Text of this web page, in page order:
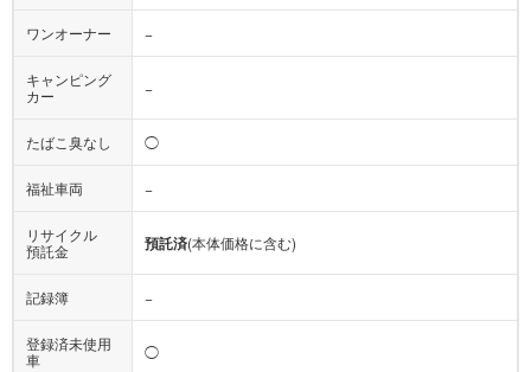
ワンオーナー −
キャンピング
カー
−
たばこ臭なし ◯
福祉車両 −
リサイクル
預託金
預託済(本体価格に含む)
記録簿 −
登録済未使用
車
◯